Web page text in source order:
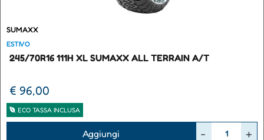
SUMAXX
ESTIVO
245/70R16 111H XL SUMAXX ALL TERRAIN A/T
€ 96,00
ECO TASSA INCLUSA
Aggiungi